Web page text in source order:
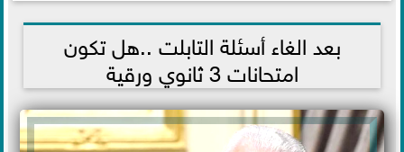
2022-01-15 19:01:49بعد الغاء أسئلة التابلت ..هل تكون
امتحانات 3 ثانوي ورقية